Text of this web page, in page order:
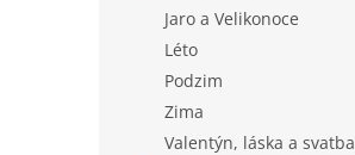
Jaro a Velikonoce
Léto
Podzim
Zima
Valentýn, láska a svatba